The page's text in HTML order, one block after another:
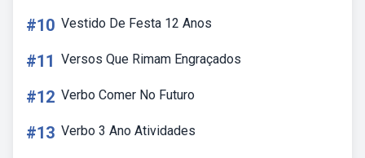
#10 Vestido De Festa 12 Anos
#11 Versos Que Rimam Engraçados
#12 Verbo Comer No Futuro
#13 Verbo 3 Ano Atividades